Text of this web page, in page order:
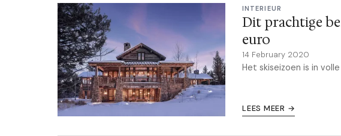
INTERIEUR
Dit prachtige
euro
14 February 2020
Het skiseizoen is in
LEES MEER →